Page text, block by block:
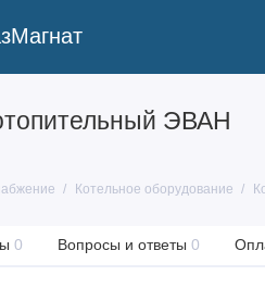
ЭВАН
Котельное оборудование
0 Вопросы и ответы 0